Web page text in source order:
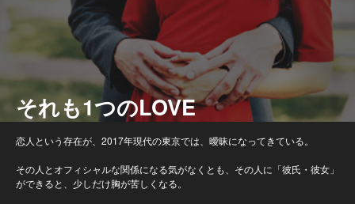
それも1つのLOVE
恋人という存在が、2017年現代の東京では、曖昧になってきている。
その人とオフィシャルな関係になる気がなくとも、その人に「彼氏・彼女」
ができると、少しだけ胸が苦しくなる。